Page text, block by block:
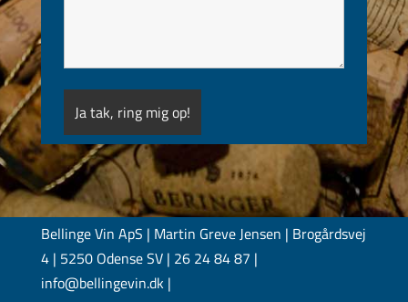
Bellinge Vin ApS | Martin Greve Jensen | Brogårdsvej
4 | 5250 Odense SV | 26 24 84 87 |
info@bellingevin.dk |